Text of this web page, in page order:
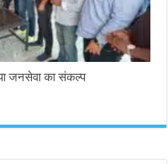
जनसेवा का संकल्प